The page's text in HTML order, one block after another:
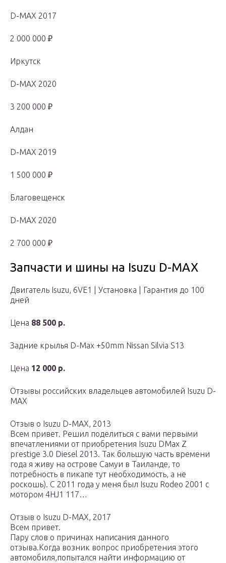
D-MAX 2017
2 000 000 ₽
Иркутск
D-MAX 2020
3 200 000 ₽
Алдан
D-MAX 2019
1 500 000 ₽
Благовещенск
D-MAX 2020
2 700 000 ₽
Запчасти и шины на Isuzu D-MAX
Двигатель Isuzu, 6VE1 | Установка | Гарантия до 100
дней
Цена 88 500 р.
Задние крылья D-Max +50mm Nissan Silvia S13
Цена 12 000 р.
Отзывы российских владельцев автомобилей Isuzu D-
MAX
Отзыв о Isuzu D-MAX, 2013
Всем привет. Решил поделиться с вами первыми
впечатлениями от приобретения Isuzu DMax Z
prestige 3.0 Diesel 2013. Так большую часть времени
года я живу на острове Самуи в Таиланде, то
потребность в пикапе тут необходимость, а не
роскошь). С 2011 года у меня был Isuzu Rodeo 2001 c
мотором 4HJ1 117…
Отзыв о Isuzu D-MAX, 2017
Всем привет.
Пару слов о причинах написания данного
отзыва.Когда возник вопрос приобретения этого
автомобиля,попытался найти информацию от